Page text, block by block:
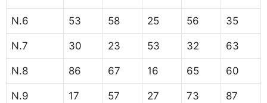
N.6 53 58 25 56 35
N.7 30 23 53 32 63
N.8 86 67 16 65 60
N.9 17 57 27 73 87